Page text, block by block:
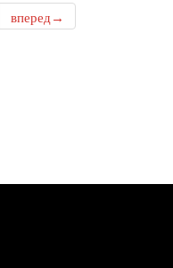
вперед→